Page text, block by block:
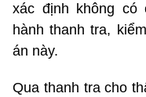
xác định không có
hành thanh tra,
án này.
Qua thanh tra cho